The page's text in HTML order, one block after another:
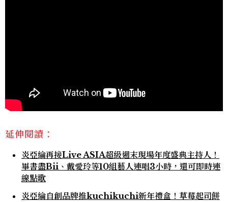
延伸閱讀：
炎亞綸再接Live ASIA超級週末現場年度盛典主持人！
畢書盡Bii、戴愛玲等10組藝人連唱3小時，還可即時連
線點歌
炎亞綸自創品牌推kuchikuchi新年禮盒！草莓起司餅